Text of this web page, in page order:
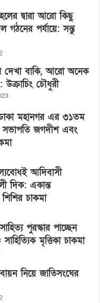
দ্বারা আরো কিছু
গঠনের পর্যায়ে: সন্তু
দেখা বাকি, আরো অনেক
উক্রাচিং চৌধুরী
ঢাকা মহানগর এর ৩১তম
সভাপতি জগদীশ এবং
আদিবাসী
দিক: একান্ত
চাকমা
পুরস্কার পাচ্ছেন
মৃত্তিকা চাকমা
নিয়ে জাতিসংঘের